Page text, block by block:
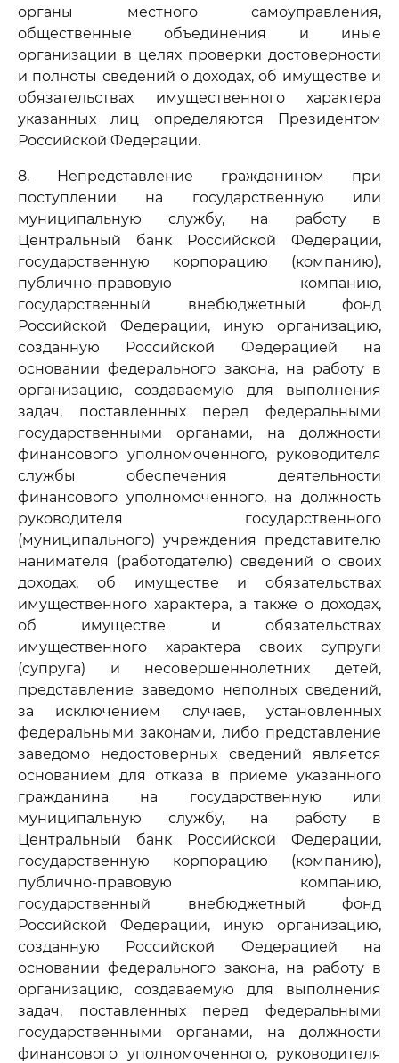
органы местного самоуправления,
общественные объединения и иные
организации в целях проверки достоверности
и полноты сведений о доходах, об имуществе и
обязательствах имущественного характера
указанных лиц определяются Президентом
Российской Федерации.
8. Непредставление гражданином при
поступлении на государственную или
муниципальную службу, на работу в
Центральный банк Российской Федерации,
государственную корпорацию (компанию),
публично-правовую компанию,
государственный внебюджетный фонд
Российской Федерации, иную организацию,
созданную Российской Федерацией на
основании федерального закона, на работу в
организацию, создаваемую для выполнения
задач, поставленных перед федеральными
государственными органами, на должности
финансового уполномоченного, руководителя
службы обеспечения деятельности
финансового уполномоченного, на должность
руководителя государственного
(муниципального) учреждения представителю
нанимателя (работодателю) сведений о своих
доходах, об имуществе и обязательствах
имущественного характера, а также о доходах,
об имуществе и обязательствах
имущественного характера своих супруги
(супруга) и несовершеннолетних детей,
представление заведомо неполных сведений,
за исключением случаев, установленных
федеральными законами, либо представление
заведомо недостоверных сведений является
основанием для отказа в приеме указанного
гражданина на государственную или
муниципальную службу, на работу в
Центральный банк Российской Федерации,
государственную корпорацию (компанию),
публично-правовую компанию,
государственный внебюджетный фонд
Российской Федерации, иную организацию,
созданную Российской Федерацией на
основании федерального закона, на работу в
организацию, создаваемую для выполнения
задач, поставленных перед федеральными
государственными органами, на должности
финансового уполномоченного, руководителя